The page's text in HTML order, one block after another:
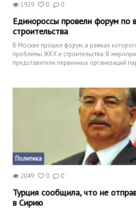
1929 0 0
Единороссы провели форум по
строительства
В Москве прошел форум, в рамках
проблемы ЖКХ и строительства. В
представители первичных организаций
Политика
2049 0 0
Турция сообщила, что не
в Сирию